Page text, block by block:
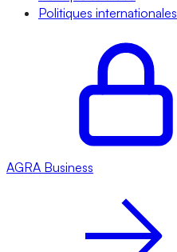
Politiques internationales
AGRA Business